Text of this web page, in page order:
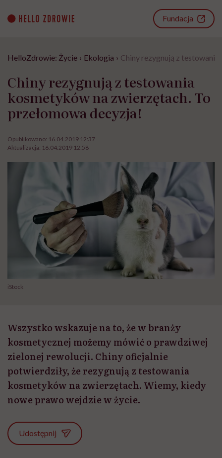
content
Fundacja
HelloZdrowie: Życie › Ekologia › Chiny rezygnują z
Chiny rezygnują z testowania
kosmetyków na zwierzętach. To
przełomowa decyzja!
Opublikowano: 16.04.2019 12:37
Aktualizacja: 16.04.2019 12:58
iStock
Wszystko wskazuje na to, że w branży
kosmetycznej możemy mówić o prawdziwej
zielonej rewolucji. Chiny oficjalnie
potwierdziły, że rezygnują z testowania
kosmetyków na zwierzętach. Wiemy, kiedy
nowe prawo wejdzie w życie.
Udostępnij